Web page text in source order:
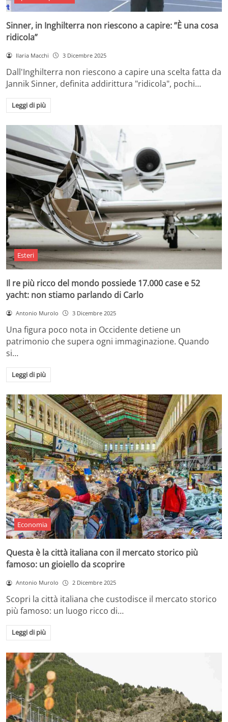
Sinner, in Inghilterra non riescono a capire: ”È una cosa
ridicola”
Ilaria Macchi 3 Dicembre 2025
Dall'Inghilterra non riescono a capire una scelta fatta da
Jannik Sinner, definita addirittura "ridicola", pochi…
Leggi di più
Esteri
Il re più ricco del mondo possiede 17.000 case e 52
yacht: non stiamo parlando di Carlo
Antonio Murolo 3 Dicembre 2025
Una figura poco nota in Occidente detiene un
patrimonio che supera ogni immaginazione. Quando
si…
Leggi di più
Economia
Questa è la città italiana con il mercato storico più
famoso: un gioiello da scoprire
Antonio Murolo 2 Dicembre 2025
Scopri la città italiana che custodisce il mercato storico
più famoso: un luogo ricco di…
Leggi di più